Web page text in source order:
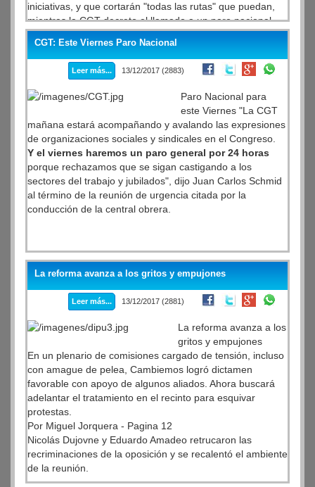
iniciativas, y que cortarán "todas las rutas" que puedan,
mientras la CGT decreto el llamado a un paro nacional.
CGT: Este Viernes Paro Nacional
Leer más... 13/12/2017 (2883)
Paro Nacional para
este Viernes "La CGT
mañana estará acompañando y avalando las expresiones
de organizaciones sociales y sindicales en el Congreso.
Y el viernes haremos un paro general por 24 horas
porque rechazamos que se sigan castigando a los
sectores del trabajo y jubilados", dijo Juan Carlos Schmid
al término de la reunión de urgencia citada por la
conducción de la central obrera.
La reforma avanza a los gritos y empujones
Leer más... 13/12/2017 (2881)
La reforma avanza a los
gritos y empujones
En un plenario de comisiones cargado de tensión, incluso
con amague de pelea, Cambiemos logró dictamen
favorable con apoyo de algunos aliados. Ahora buscará
adelantar el tratamiento en el recinto para esquivar
protestas.
Por Miguel Jorquera - Pagina 12
Nicolás Dujovne y Eduardo Amadeo retrucaron las
recriminaciones de la oposición y se recalentó el ambiente
de la reunión.